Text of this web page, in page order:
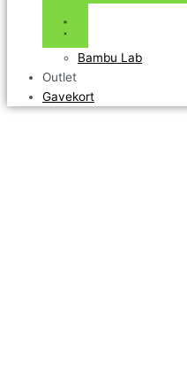
Bambu Lab
Outlet
Gavekort